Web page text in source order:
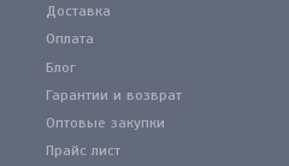
Доставка
Оплата
Блог
Гарантии и возврат
Оптовые закупки
Прайс лист